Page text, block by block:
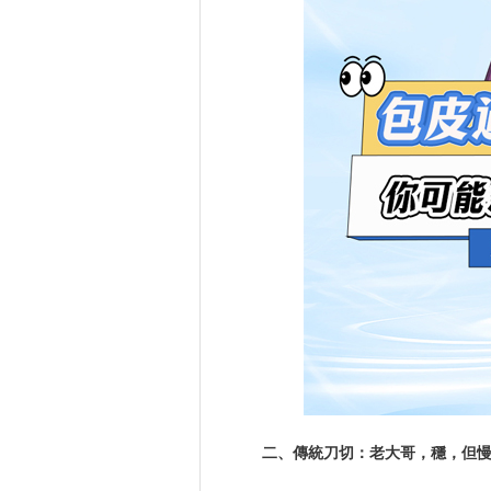
二、傳統刀切：老大哥，穩，但慢